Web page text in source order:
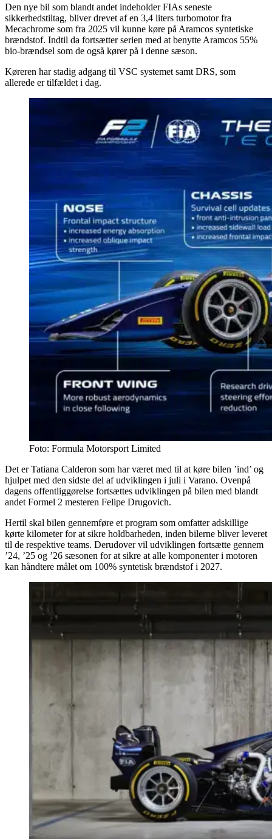
Den nye bil som blandt andet indeholder FIAs seneste
sikkerhedstiltag, bliver drevet af en 3,4 liters turbomotor fra
Mecachrome som fra 2025 vil kunne køre på Aramcos syntetiske
brændstof. Indtil da fortsætter serien med at benytte Aramcos 55%
bio-brændsel som de også kører på i denne sæson.
Køreren har stadig adgang til VSC systemet samt DRS, som
allerede er tilfældet i dag.
Foto: Formula Motorsport Limited
Det er Tatiana Calderon som har været med til at køre bilen ’ind’ og
hjulpet med den sidste del af udviklingen i juli i Varano. Ovenpå
dagens offentliggørelse fortsættes udviklingen på bilen med blandt
andet Formel 2 mesteren Felipe Drugovich.
Hertil skal bilen gennemføre et program som omfatter adskillige
kørte kilometer for at sikre holdbarheden, inden bilerne bliver leveret
til de respektive teams. Derudover vil udviklingen fortsætte gennem
’24, ’25 og ’26 sæsonen for at sikre at alle komponenter i motoren
kan håndtere målet om 100% syntetisk brændstof i 2027.